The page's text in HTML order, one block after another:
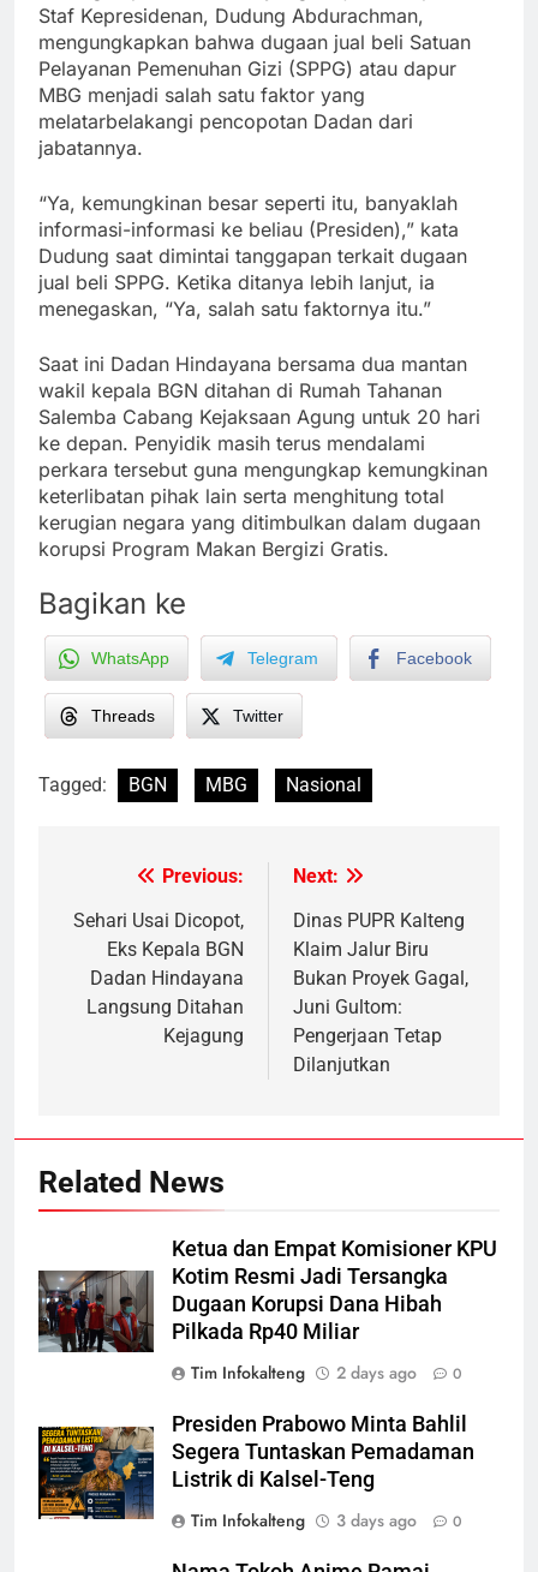
Staf Kepresidenan, Dudung Abdurachman,
mengungkapkan bahwa dugaan jual beli Satuan
Pelayanan Pemenuhan Gizi (SPPG) atau dapur
MBG menjadi salah satu faktor yang
melatarbelakangi pencopotan Dadan dari
jabatannya.
“Ya, kemungkinan besar seperti itu, banyaklah
informasi-informasi ke beliau (Presiden),” kata
Dudung saat dimintai tanggapan terkait dugaan
jual beli SPPG. Ketika ditanya lebih lanjut, ia
menegaskan, “Ya, salah satu faktornya itu.”
Saat ini Dadan Hindayana bersama dua mantan
wakil kepala BGN ditahan di Rumah Tahanan
Salemba Cabang Kejaksaan Agung untuk 20 hari
ke depan. Penyidik masih terus mendalami
perkara tersebut guna mengungkap kemungkinan
keterlibatan pihak lain serta menghitung total
kerugian negara yang ditimbulkan dalam dugaan
korupsi Program Makan Bergizi Gratis.
Bagikan ke
WhatsApp Telegram Facebook
Threads Twitter
Tagged: BGN MBG Nasional
navigation
Previous:
Sehari Usai Dicopot,
Eks Kepala BGN
Dadan Hindayana
Langsung Ditahan
Kejagung
Next:
Dinas PUPR Kalteng
Klaim Jalur Biru
Bukan Proyek Gagal,
Juni Gultom:
Pengerjaan Tetap
Dilanjutkan
Related News
Ketua dan Empat Komisioner KPU
Kotim Resmi Jadi Tersangka
Dugaan Korupsi Dana Hibah
Pilkada Rp40 Miliar
Tim Infokalteng
2 days ago 0
Presiden Prabowo Minta Bahlil
Segera Tuntaskan Pemadaman
Listrik di Kalsel-Teng
Tim Infokalteng
3 days ago 0